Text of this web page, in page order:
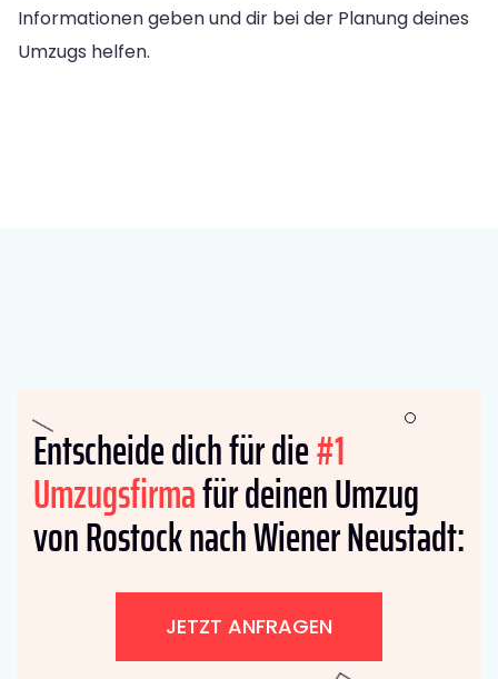
Informationen geben und dir bei der Planung deines
Umzugs helfen.
Entscheide dich für die#1
Umzugsfirmafür deinen Umzug
von Rostock nach Wiener Neustadt:
JETZT ANFRAGEN